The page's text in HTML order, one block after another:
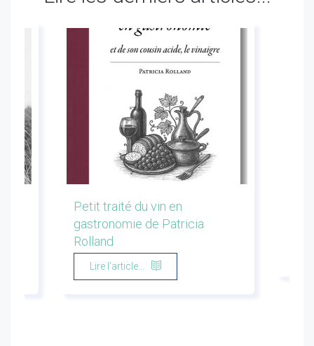
Petit traité du vin en
gastronomie de Patricia
Rolland
Lire l'article...